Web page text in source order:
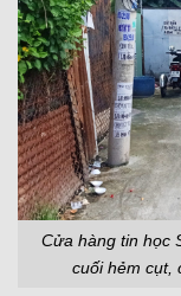
Cửa hàng tin học
cuối hẻm cụt,